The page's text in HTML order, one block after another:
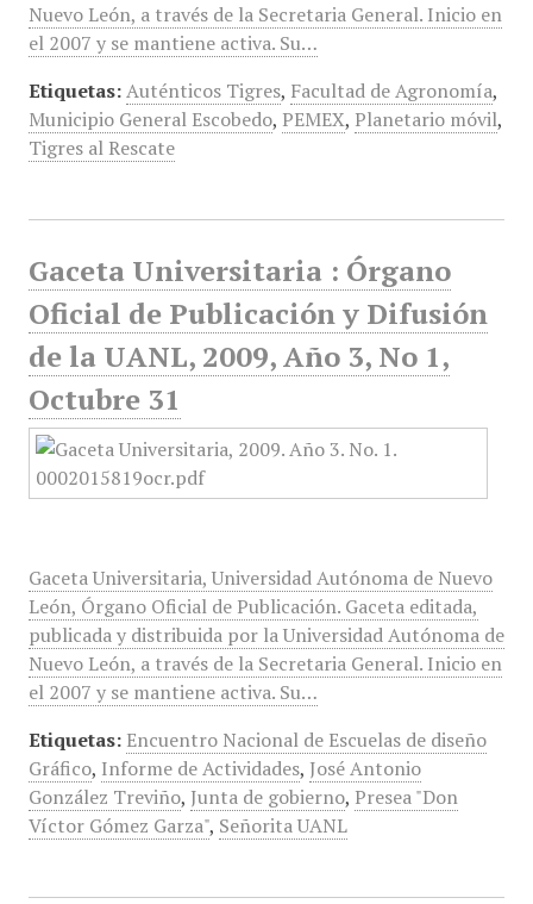
Nuevo León, a través de la Secretaria General. Inicio en
el 2007 y se mantiene activa. Su…
Etiquetas: Auténticos Tigres, Facultad de Agronomía,
Municipio General Escobedo, PEMEX, Planetario móvil,
Tigres al Rescate
Gaceta Universitaria : Órgano
Oficial de Publicación y Difusión
de la UANL, 2009, Año 3, No 1,
Octubre 31
Gaceta Universitaria, Universidad Autónoma de Nuevo
León, Órgano Oficial de Publicación. Gaceta editada,
publicada y distribuida por la Universidad Autónoma de
Nuevo León, a través de la Secretaria General. Inicio en
el 2007 y se mantiene activa. Su…
Etiquetas: Encuentro Nacional de Escuelas de diseño
Gráfico, Informe de Actividades, José Antonio
González Treviño, Junta de gobierno, Presea "Don
Víctor Gómez Garza", Señorita UANL